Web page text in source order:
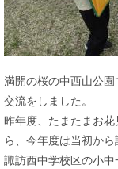
満開の桜の中西山公
交流をしました。
昨年度、たまたまお
ら、今年度は当初から
諏訪西中学校区の小中